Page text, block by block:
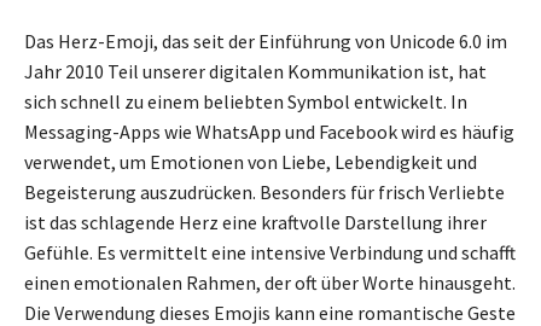
Das Herz-Emoji, das seit der Einführung von Unicode 6.0 im
Jahr 2010 Teil unserer digitalen Kommunikation ist, hat
sich schnell zu einem beliebten Symbol entwickelt. In
Messaging-Apps wie WhatsApp und Facebook wird es häufig
verwendet, um Emotionen von Liebe, Lebendigkeit und
Begeisterung auszudrücken. Besonders für frisch Verliebte
ist das schlagende Herz eine kraftvolle Darstellung ihrer
Gefühle. Es vermittelt eine intensive Verbindung und schafft
einen emotionalen Rahmen, der oft über Worte hinausgeht.
Die Verwendung dieses Emojis kann eine romantische Geste